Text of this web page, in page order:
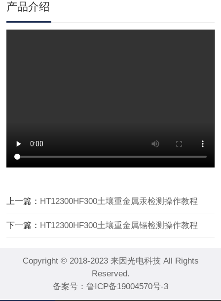
产品介绍
上一篇： HT12300HF300土壤重金属汞检测操作教程
下一篇： HT12300HF300土壤重金属镉检测操作教程
Copyright © 2018-2023 来因光电科技 All Rights
Reserved.
备案号： 鲁ICP备19004570号-3